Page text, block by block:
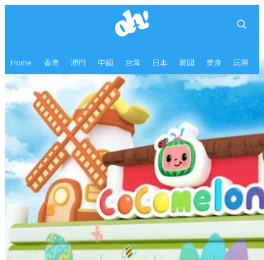
Home 香港 澳門 中國 台灣 日本 韓國 美食 玩樂